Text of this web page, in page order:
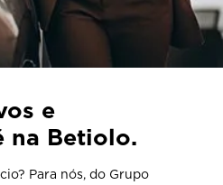
e
na Betiolo.
Para nós, do Grupo